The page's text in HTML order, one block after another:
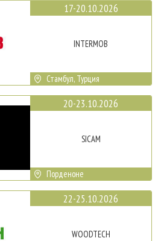
17-20.10.2026
INTERMOB
Стамбул, Турция
20-23.10.2026
SICAM
Порденоне
22-25.10.2026
WOODTECH